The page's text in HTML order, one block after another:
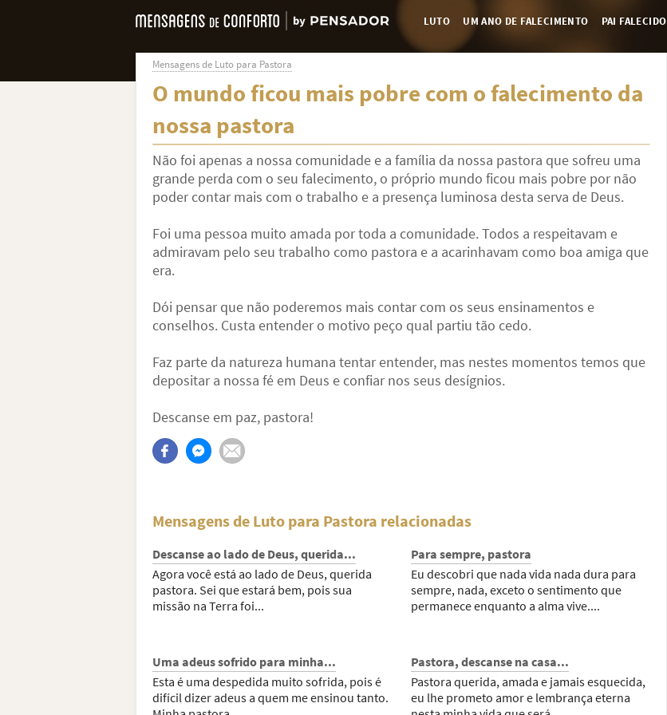
LUTO UM ANO DE FALECIMENTO PAI FALECIDO
Mensagens de Luto para Pastora
O mundo ficou mais pobre com o falecimento da
nossa pastora
Não foi apenas a nossa comunidade e a família da nossa pastora que sofreu uma
grande perda com o seu falecimento, o próprio mundo ficou mais pobre por não
poder contar mais com o trabalho e a presença luminosa desta serva de Deus.
Foi uma pessoa muito amada por toda a comunidade. Todos a respeitavam e
admiravam pelo seu trabalho como pastora e a acarinhavam como boa amiga que
era.
Dói pensar que não poderemos mais contar com os seus ensinamentos e
conselhos. Custa entender o motivo peço qual partiu tão cedo.
Faz parte da natureza humana tentar entender, mas nestes momentos temos que
depositar a nossa fé em Deus e confiar nos seus desígnios.
Descanse em paz, pastora!
Mensagens de Luto para Pastora relacionadas
Descanse ao lado de Deus, querida...
Agora você está ao lado de Deus, querida
pastora. Sei que estará bem, pois sua
missão na Terra foi...
Para sempre, pastora
Eu descobri que nada vida nada dura para
sempre, nada, exceto o sentimento que
permanece enquanto a alma vive....
Uma adeus sofrido para minha...
Esta é uma despedida muito sofrida, pois é
difícil dizer adeus a quem me ensinou tanto.
Pastora, descanse na casa...
Pastora querida, amada e jamais esquecida,
eu lhe prometo amor e lembrança eterna